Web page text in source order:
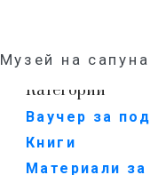
Музей на сапуна
Категории
Ваучер за
Книги
Материали